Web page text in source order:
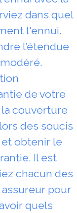
dans quel
l'ennui.
l’étendue
de votre
couverture
des soucis
obtenir le
Il est
chacun des
pour
quels